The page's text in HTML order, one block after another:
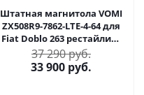
Штатная магнитола VOMI
ZX508R9-7862-LTE-4-64 для
Fiat Doblo 263 рестайлинг
12.2014+ на Android 10
37 290 руб.
33 900 руб.